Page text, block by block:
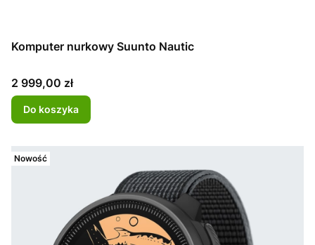
Komputer nurkowy Suunto Nautic
Cena
2 999,00 zł
Do koszyka
Nowość